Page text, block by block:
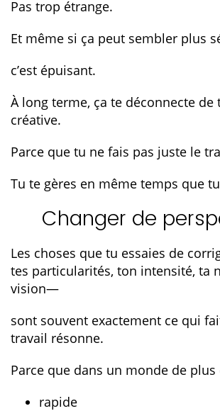
Pas trop étrange.
Et même si ça peut sembler plus
c’est épuisant.
À long terme, ça te déconnecte
créative.
Parce que tu ne fais pas juste le
Tu te gères en même temps que
Changer de
Les choses que tu essaies de
tes particularités, ton intensité, ta
vision—
sont souvent exactement ce qui
travail résonne.
Parce que dans un monde de plus
rapide